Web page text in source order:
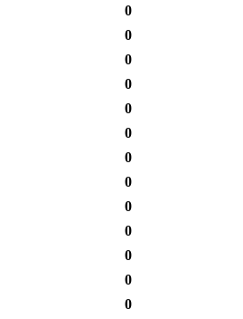
0
0
0
0
0
0
0
0
0
0
0
0
0